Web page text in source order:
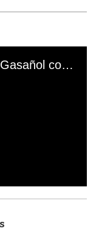
El mal momento de Yanina Gasañol con un hincha argentino en "Subrayado"